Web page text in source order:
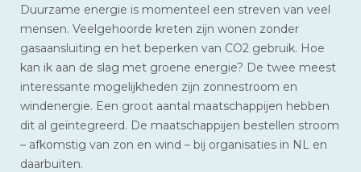
Duurzame energie is momenteel een streven van veel
mensen. Veelgehoorde kreten zijn wonen zonder
gasaansluiting en het beperken van CO2 gebruik. Hoe
kan ik aan de slag met groene energie? De twee meest
interessante mogelijkheden zijn zonnestroom en
windenergie. Een groot aantal maatschappijen hebben
dit al geïntegreerd. De maatschappijen bestellen stroom
– afkomstig van zon en wind – bij organisaties in NL en
daarbuiten.